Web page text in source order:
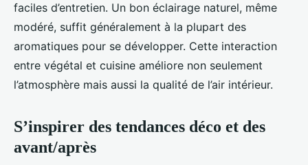
faciles d’entretien. Un bon éclairage naturel, même
modéré, suffit généralement à la plupart des
aromatiques pour se développer. Cette interaction
entre végétal et cuisine améliore non seulement
l’atmosphère mais aussi la qualité de l’air intérieur.
S’inspirer des tendances déco et des
avant/après